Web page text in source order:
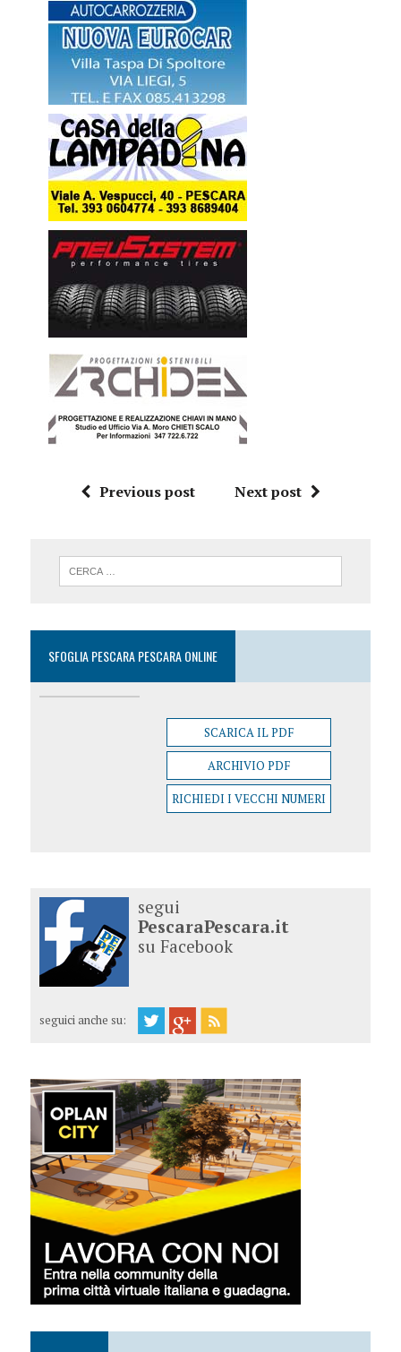
Previous post Next post
SFOGLIA PESCARA PESCARA ONLINE
SCARICA IL PDF
ARCHIVIO PDF
RICHIEDI I VECCHI NUMERI
segui
PescaraPescara.it
su Facebook
seguici anche su: